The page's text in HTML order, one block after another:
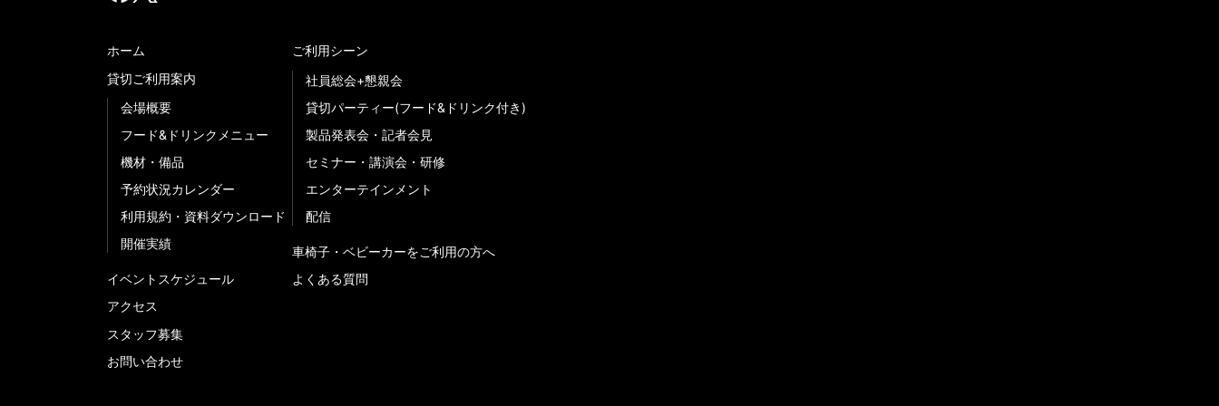
ホーム
貸切ご利用案内
会場概要
フード&ドリンクメニュー
機材・備品
予約状況カレンダー
利用規約・資料ダウンロード
開催実績
イベントスケジュール
アクセス
スタッフ募集
お問い合わせ
ご利用シーン
社員総会+懇親会
貸切パーティー(フード&ドリンク付き)
製品発表会・記者会見
セミナー・講演会・研修
エンターテインメント
配信
車椅子・ベビーカーをご利用の方へ
よくある質問